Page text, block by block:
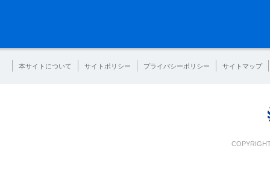
本サイトについて サイトポリシー プライバシーポリシー サイトマップ